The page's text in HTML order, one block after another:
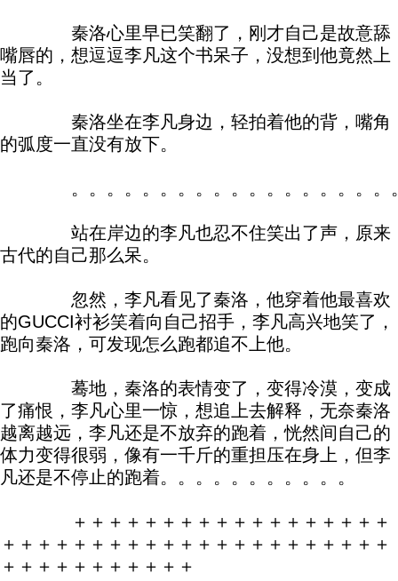
秦洛心里早已笑翻了，刚才自己是故意舔
嘴唇的，想逗逗李凡这个书呆子，没想到他竟然上
当了。
秦洛坐在李凡身边，轻拍着他的背，嘴角
的弧度一直没有放下。
。。。。。。。。。。。。。。。。。。
站在岸边的李凡也忍不住笑出了声，原来
古代的自己那么呆。
忽然，李凡看见了秦洛，他穿着他最喜欢
的GUCCI衬衫笑着向自己招手，李凡高兴地笑了，
跑向秦洛，可发现怎么跑都追不上他。
蓦地，秦洛的表情变了，变得冷漠，变成
了痛恨，李凡心里一惊，想追上去解释，无奈秦洛
越离越远，李凡还是不放弃的跑着，恍然间自己的
体力变得很弱，像有一千斤的重担压在身上，但李
凡还是不停止的跑着。。。。。。。。。。。
＋＋＋＋＋＋＋＋＋＋＋＋＋＋＋＋＋＋
＋＋＋＋＋＋＋＋＋＋＋＋＋＋＋＋＋＋＋＋＋＋
＋＋＋＋＋＋＋＋＋＋＋